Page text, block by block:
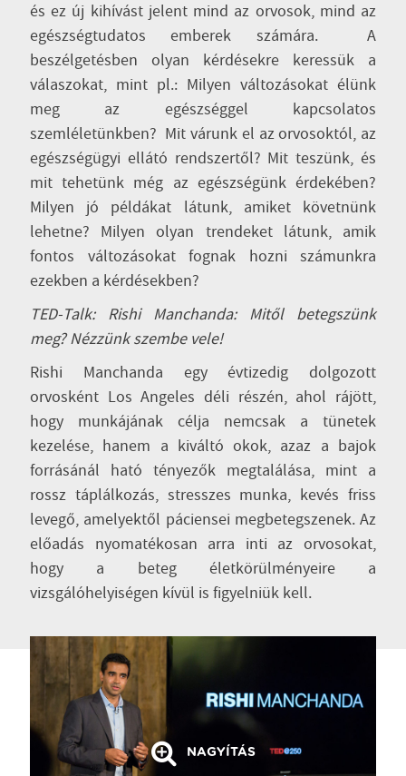
és ez új kihívást jelent mind az orvosok, mind az
egészségtudatos emberek számára. A
beszélgetésben olyan kérdésekre keressük a
válaszokat, mint pl.: Milyen változásokat élünk
meg az egészséggel kapcsolatos
szemléletünkben? Mit várunk el az orvosoktól, az
egészségügyi ellátó rendszertől? Mit teszünk, és
mit tehetünk még az egészségünk érdekében?
Milyen jó példákat látunk, amiket követnünk
lehetne? Milyen olyan trendeket látunk, amik
fontos változásokat fognak hozni számunkra
ezekben a kérdésekben?
TED-Talk: Rishi Manchanda: Mitől betegszünk
meg? Nézzünk szembe vele!
Rishi Manchanda egy évtizedig dolgozott
orvosként Los Angeles déli részén, ahol rájött,
hogy munkájának célja nemcsak a tünetek
kezelése, hanem a kiváltó okok, azaz a bajok
forrásánál ható tényezők megtalálása, mint a
rossz táplálkozás, stresszes munka, kevés friss
levegő, amelyektől páciensei megbetegszenek. Az
előadás nyomatékosan arra inti az orvosokat,
hogy a beteg életkörülményeire a
vizsgálóhelyiségen kívül is figyelniük kell.
NAGYÍTÁS